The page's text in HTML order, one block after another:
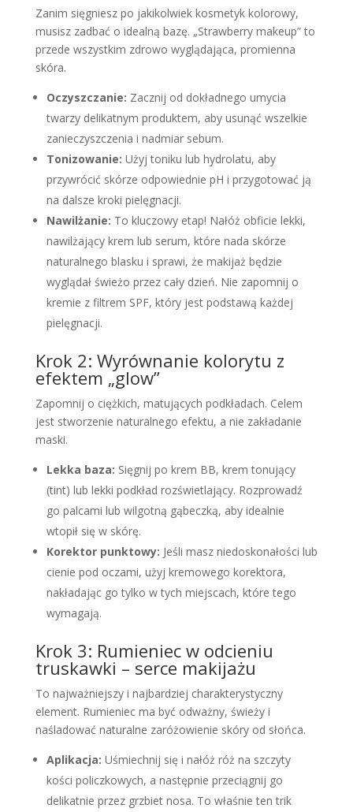
Zanim sięgniesz po jakikolwiek kosmetyk kolorowy,
musisz zadbać o idealną bazę. „Strawberry makeup” to
przede wszystkim zdrowo wyglądająca, promienna
skóra.
Oczyszczanie: Zacznij od dokładnego umycia
twarzy delikatnym produktem, aby usunąć wszelkie
zanieczyszczenia i nadmiar sebum.
Tonizowanie: Użyj toniku lub hydrolatu, aby
przywrócić skórze odpowiednie pH i przygotować ją
na dalsze kroki pielęgnacji.
Nawilżanie: To kluczowy etap! Nałóż obficie lekki,
nawilżający krem lub serum, które nada skórze
naturalnego blasku i sprawi, że makijaż będzie
wyglądał świeżo przez cały dzień. Nie zapomnij o
kremie z filtrem SPF, który jest podstawą każdej
pielęgnacji.
Krok 2: Wyrównanie kolorytu z
efektem „glow”
Zapomnij o ciężkich, matujących podkładach. Celem
jest stworzenie naturalnego efektu, a nie zakładanie
maski.
Lekka baza: Sięgnij po krem BB, krem tonujący
(tint) lub lekki podkład rozświetlający. Rozprowadź
go palcami lub wilgotną gąbeczką, aby idealnie
wtopił się w skórę.
Korektor punktowy: Jeśli masz niedoskonałości lub
cienie pod oczami, użyj kremowego korektora,
nakładając go tylko w tych miejscach, które tego
wymagają.
Krok 3: Rumieniec w odcieniu
truskawki – serce makijażu
To najważniejszy i najbardziej charakterystyczny
element. Rumieniec ma być odważny, świeży i
naśladować naturalne zaróżowienie skóry od słońca.
Aplikacja: Uśmiechnij się i nałóż róż na szczyty
kości policzkowych, a następnie przeciągnij go
delikatnie przez grzbiet nosa. To właśnie ten trik